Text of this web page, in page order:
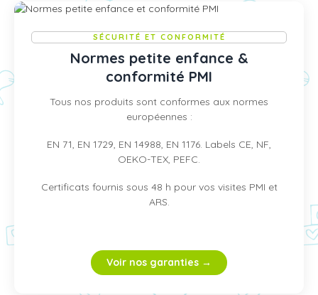
SÉCURITÉ ET CONFORMITÉ
Normes petite enfance &
conformité PMI
Tous nos produits sont conformes aux normes
européennes :
EN 71, EN 1729, EN 14988, EN 1176. Labels CE, NF,
OEKO-TEX, PEFC.
Certificats fournis sous 48 h pour vos visites PMI et
ARS.
Voir nos garanties →